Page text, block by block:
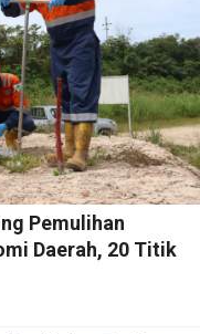
Pemulihan
Daerah, 20 Titik